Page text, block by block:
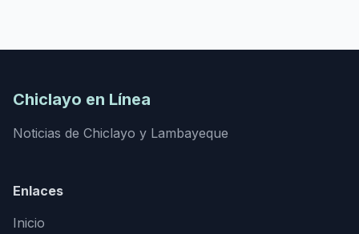
Chiclayo en Línea
Noticias de Chiclayo y Lambayeque
Enlaces
Inicio